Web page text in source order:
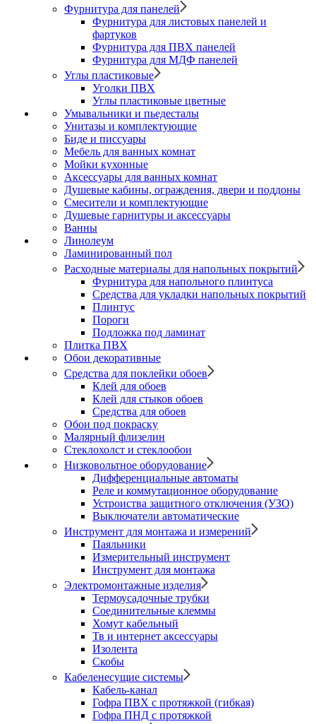
Фурнитура для панелей
Фурнитура для листовых панелей и
фартуков
Фурнитура для ПВХ панелей
Фурнитура для МДФ панелей
Углы пластиковые
Уголки ПВХ
Углы пластиковые цветные
Умывальники и пьедесталы
Унитазы и комплектующие
Биде и писсуары
Мебель для ванных комнат
Мойки кухонные
Аксессуары для ванных комнат
Душевые кабины, ограждения, двери и поддоны
Смесители и комплектующие
Душевые гарнитуры и аксессуары
Ванны
Линолеум
Ламинированный пол
Расходные материалы для напольных покрытий
Фурнитура для напольного плинтуса
Средства для укладки напольных покрытий
Плинтус
Пороги
Подложка под ламинат
Плитка ПВХ
Обои декоративные
Средства для поклейки обоев
Клей для обоев
Клей для стыков обоев
Средства для обоев
Обои под покраску
Малярный флизелин
Стеклохолст и стеклообои
Низковольтное оборудование
Дифференциальные автоматы
Реле и коммутационное оборудование
Устроиства защитного отключения (УЗО)
Выключатели автоматические
Инструмент для монтажа и измерений
Паяльники
Измерительный инструмент
Инструмент для монтажа
Электромонтажные изделия
Термоусадочные трубки
Соединительные клеммы
Хомут кабельный
Тв и интернет аксессуары
Изолента
Скобы
Кабеленесущие системы
Кабель-канал
Гофра ПВХ с протяжкой (гибкая)
Гофра ПНД с протяжкой